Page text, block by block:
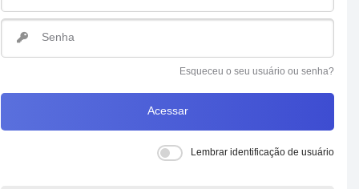
Senha
Esqueceu o seu usuário ou senha?
Acessar
Lembrar identificação de usuário